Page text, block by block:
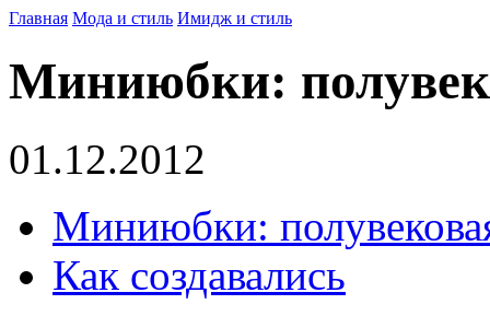
Главная Мода и стиль Имидж и стиль
Миниюбки:
01.12.2012
Миниюбки:
Как создавались